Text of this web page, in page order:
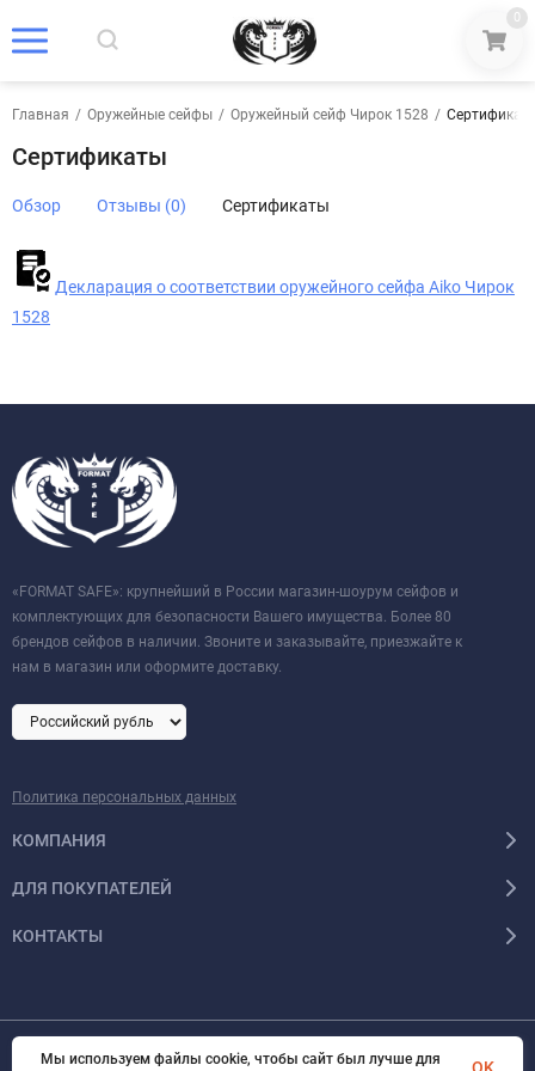
0
Главная / Оружейные сейфы / Оружейный сейф Чирок 1528 /
Сертификаты
Обзор Отзывы (0) Сертификаты
Декларация о соответствии оружейного сейфа Aiko Чирок
1528
«FORMAT SAFE»: крупнейший в России магазин-шоурум сейфов и
комплектующих для безопасности Вашего имущества. Более 80
брендов сейфов в наличии. Звоните и заказывайте, приезжайте к
нам в магазин или оформите доставку.
Политика персональных данных
КОМПАНИЯ
ДЛЯ ПОКУПАТЕЛЕЙ
КОНТАКТЫ
© 2026 Format-safe.ru Все права защищены
Мы используем файлы cookie, чтобы сайт был лучше для